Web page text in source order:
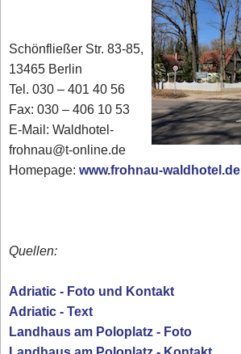
Schönfließer Str. 83-85,
13465 Berlin
Tel. 030 – 401 40 56
Fax: 030 – 406 10 53
E-Mail: Waldhotel-
frohnau@t-online.de
Homepage:www.frohnau-waldhotel.de
Quellen:
Adriatic - Foto und Kontakt
Adriatic - Text
Landhaus am Poloplatz - Foto